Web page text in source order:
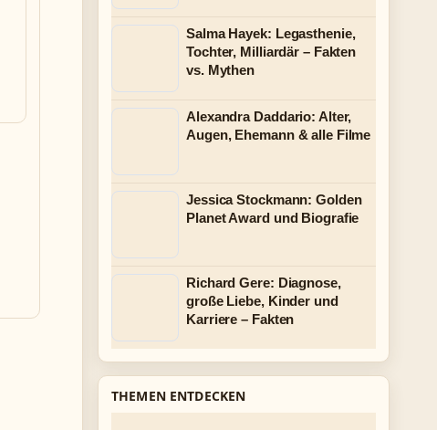
Salma Hayek: Legasthenie,
Tochter, Milliardär – Fakten
vs. Mythen
Alexandra Daddario: Alter,
Augen, Ehemann & alle Filme
Jessica Stockmann: Golden
Planet Award und Biografie
Richard Gere: Diagnose,
große Liebe, Kinder und
Karriere – Fakten
THEMEN ENTDECKEN